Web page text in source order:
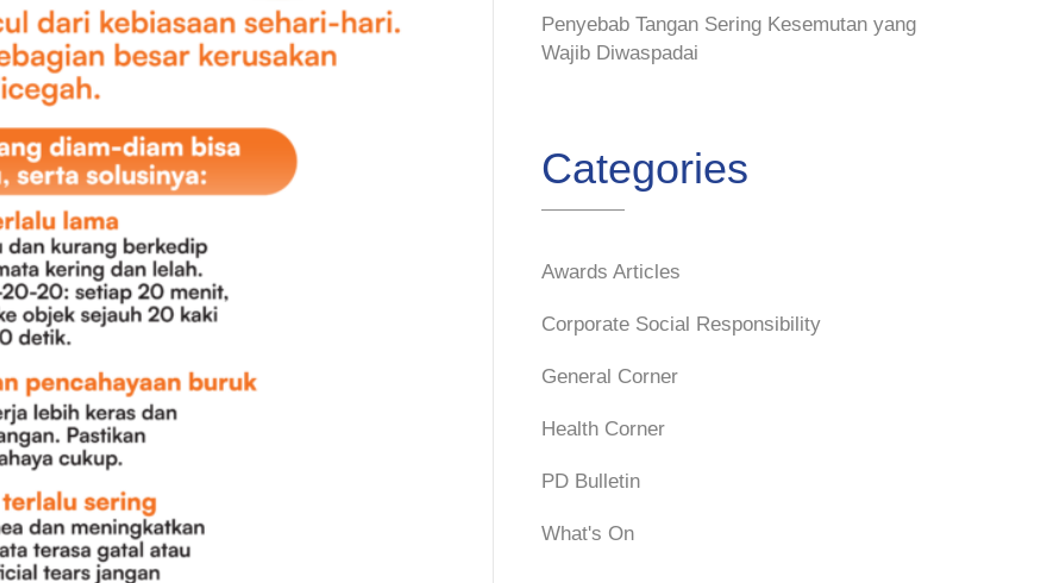
Penyebab Tangan Sering Kesemutan yang
Wajib Diwaspadai
Categories
Awards Articles
Corporate Social Responsibility
General Corner
Health Corner
PD Bulletin
What's On